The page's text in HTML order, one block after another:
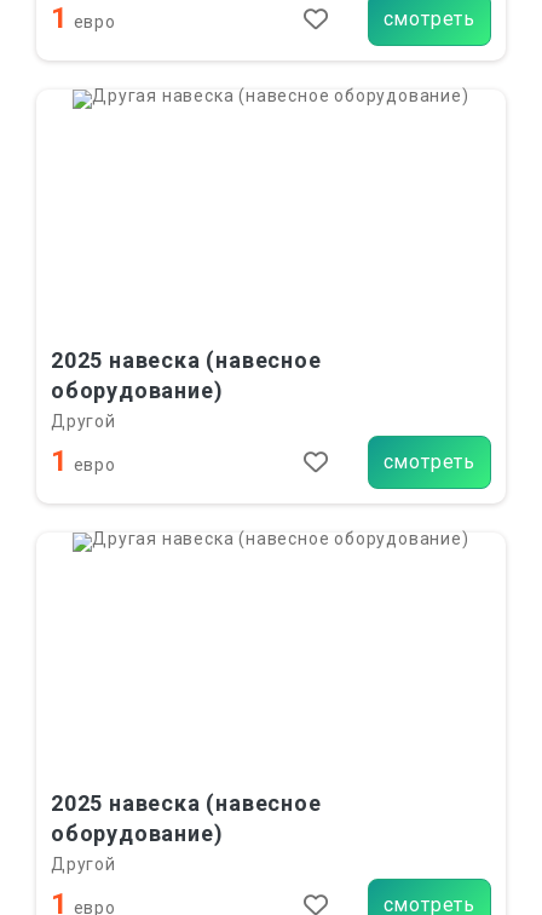
1 евро смотреть
2025 навеска (навесное
оборудование)
Другой
1 евро смотреть
2025 навеска (навесное
оборудование)
Другой
1 евро смотреть